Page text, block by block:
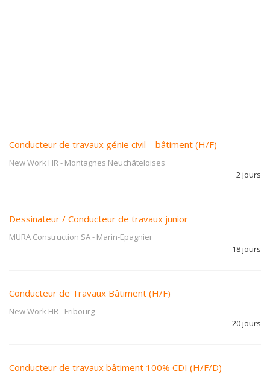
Conducteur de travaux génie civil – bâtiment (H/F)
New Work HR- Montagnes Neuchâteloises
2 jours
Dessinateur / Conducteur de travaux junior
MURA Construction SA- Marin-Epagnier
18 jours
Conducteur de Travaux Bâtiment (H/F)
New Work HR- Fribourg
20 jours
Conducteur de travaux bâtiment 100% CDI (H/F/D)